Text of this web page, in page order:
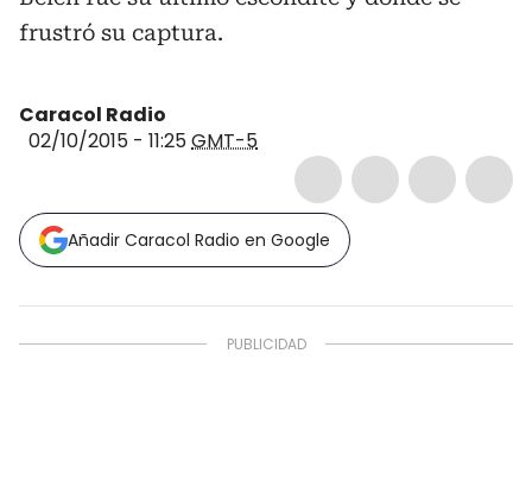
frustró su captura.
Caracol Radio
02/10/2015 - 11:25GMT-5
Añadir Caracol Radio en Google